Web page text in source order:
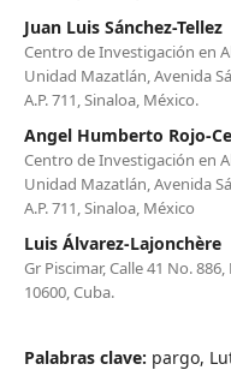
Juan Luis Sánchez-Tellez
Centro de Investigación en
Unidad Mazatlán, Avenida
A.P. 711, Sinaloa, México.
Angel Humberto Rojo-
Centro de Investigación en
Unidad Mazatlán, Avenida
A.P. 711, Sinaloa, México
Luis Álvarez-Lajonchère
Gr Piscimar, Calle 41 No.
10600, Cuba.
Palabras clave: pargo,